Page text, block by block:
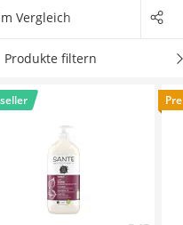
nachhaltigen Tat.
hinterlassen und
Vergleichstabelle,
das Modell
mit seinen
Vergleich
Produkte filtern